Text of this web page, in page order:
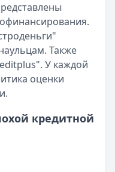
Ru: как
займа от Bigmani
Также
У каждой
оценки
кредитной